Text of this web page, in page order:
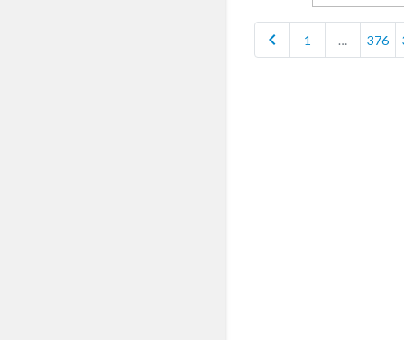
chevron_left 1 … 376